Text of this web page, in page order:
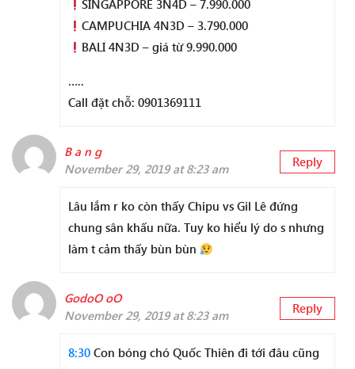
SINGAPPORE 3N4D – 7.990.000
CAMPUCHIA 4N3D – 3.790.000
BALI 4N3D – giá từ 9.990.000
…..
Call đặt chỗ: 0901369111
B a n g
November 29, 2019 at 8:23 am
Reply
Lâu lắm r ko còn thấy Chipu vs Gil Lê đứng
chung sân khấu nữa. Tuy ko hiểu lý do s nhưng
làm t cảm thấy bùn bùn
GodoO oO
November 29, 2019 at 8:23 am
Reply
8:30 Con bóng chó Quốc Thiên đi tới đâu cũng